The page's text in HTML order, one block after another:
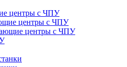
центры с ЧПУ
центры с ЧПУ
центры с ЧПУ